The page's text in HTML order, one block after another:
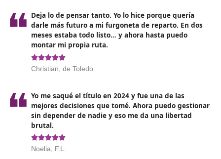
Al igual que el examen tipo test, esta prueba tiene
puntuación máxima de 200 puntos. Cada supuesto
correctamente resuelto otorga 50 puntos,
las respuestas incorrectas son penalizadas con un
del valor correspondiente.
la capacidad teórica como la habilidad práctica
para desempeñarse en el ámbito del transporte.